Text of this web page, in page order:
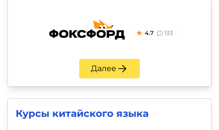
4.7 133
Далее
Курсы китайского языка